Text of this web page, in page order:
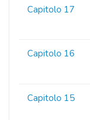
Capitolo 17
Capitolo 16
Capitolo 15